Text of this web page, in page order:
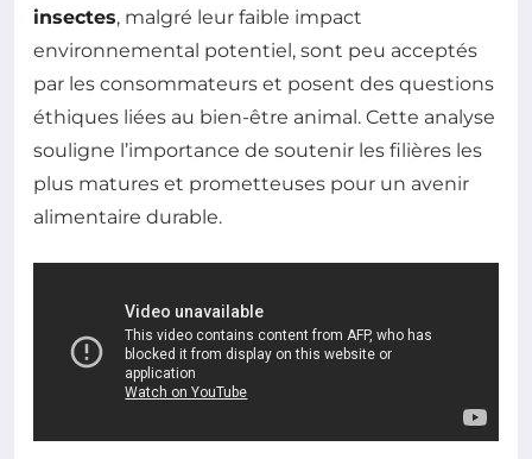
insectes, malgré leur faible impact
environnemental potentiel, sont peu acceptés
par les consommateurs et posent des questions
éthiques liées au bien-être animal. Cette analyse
souligne l’importance de soutenir les filières les
plus matures et prometteuses pour un avenir
alimentaire durable.